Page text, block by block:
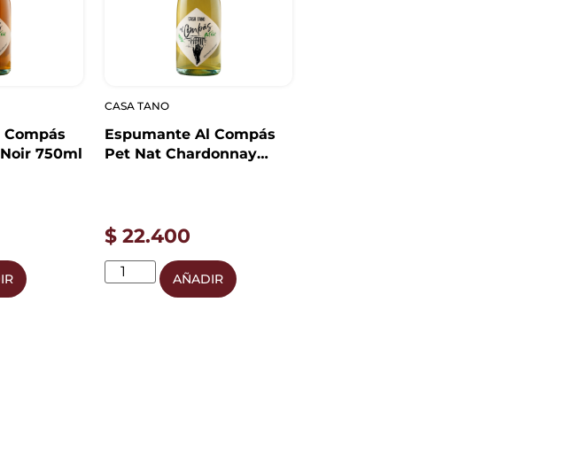
750ml
CASA TANO
Espumante Al Compás
Pet Nat Chardonnay
$22.400
AÑADIR